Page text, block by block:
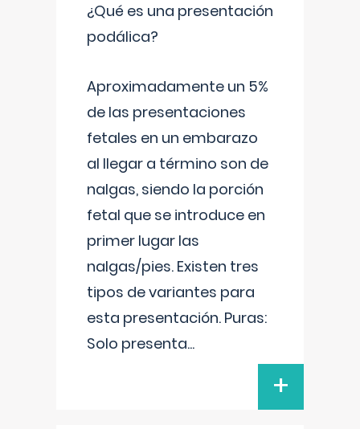
¿Qué es una presentación
podálica?
Aproximadamente un 5%
de las presentaciones
fetales en un embarazo
al llegar a término son de
nalgas, siendo la porción
fetal que se introduce en
primer lugar las
nalgas/pies. Existen tres
tipos de variantes para
esta presentación. Puras:
Solo presenta...
+